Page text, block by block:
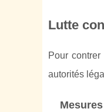
Lutte
Pour
autorités